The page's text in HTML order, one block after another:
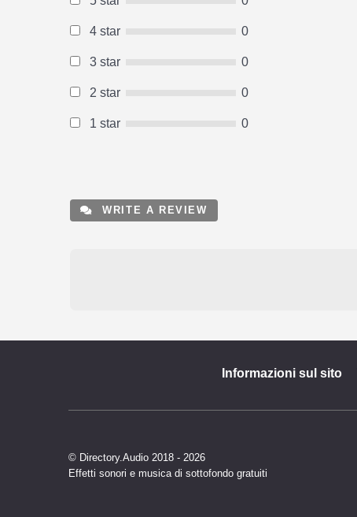
4 star 0
3 star 0
2 star 0
1 star 0
WRITE A REVIEW
Informazioni sul sito
© Directory.Audio 2018 - 2026
Effetti sonori e musica di sottofondo gratuiti